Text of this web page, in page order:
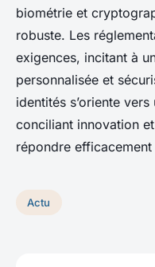
biométrie et
robuste. Les
exigences, incitant à
personnalisée et
identités s’oriente
conciliant innovation
répondre
Actu